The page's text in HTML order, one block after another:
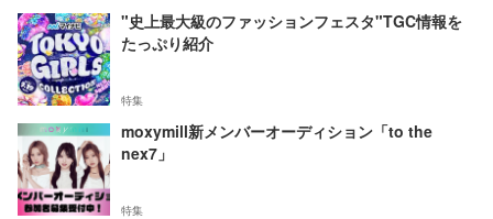
"史上最大級のファッションフェスタ"TGC情報を
たっぷり紹介
特集
moxymill新メンバーオーディション「to the
nex7」
特集